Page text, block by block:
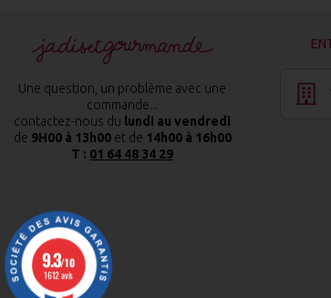
Une question, un problème avec une
commande...
contactez-nous du lundi au vendredi
de 9H00 à 13h00et de 14h00 à 16h00
T : 01 64 48 34 29
9.3/10
1612 avis